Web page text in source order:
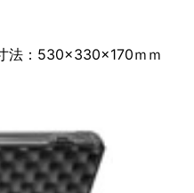
法：530×330×170ｍｍ